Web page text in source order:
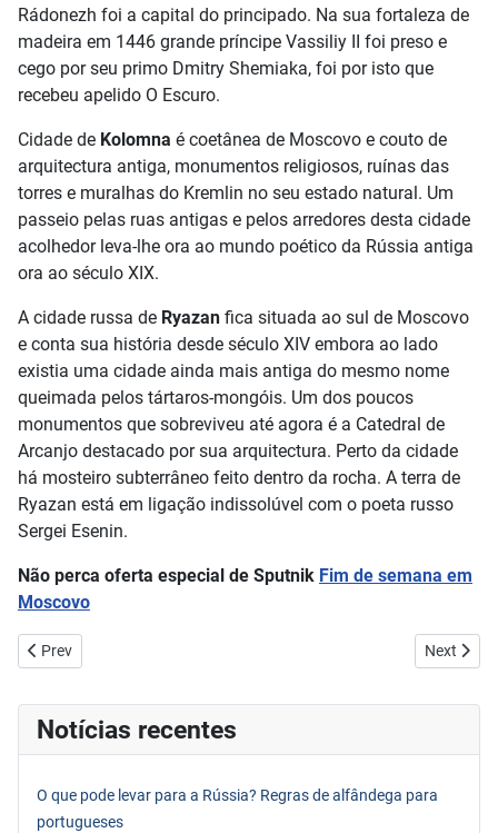
Rádonezh foi a capital do principado. Na sua fortaleza de
madeira em 1446 grande príncipe Vassiliy II foi preso e
cego por seu primo Dmitry Shemiaka, foi por isto que
recebeu apelido O Escuro.
Cidade de Kolomna é coetânea de Moscovo e couto de
arquitectura antiga, monumentos religiosos, ruínas das
torres e muralhas do Kremlin no seu estado natural. Um
passeio pelas ruas antigas e pelos arredores desta cidade
acolhedor leva-lhe ora ao mundo poético da Rússia antiga
ora ao século XIX.
A cidade russa de Ryazan fica situada ao sul de Moscovo
e conta sua história desde século XIV embora ao lado
existia uma cidade ainda mais antiga do mesmo nome
queimada pelos tártaros-mongóis. Um dos poucos
monumentos que sobreviveu até agora é a Catedral de
Arcanjo destacado por sua arquitectura. Perto da cidade
há mosteiro subterrâneo feito dentro da rocha. A terra de
Ryazan está em ligação indissolúvel com o poeta russo
Sergei Esenin.
Não perca oferta especial de Sputnik Fim de semana em
Moscovo
Previous article: Lago Baikal - a pérola da Sibéria
Prev Next
Next
Notícias recentes
O que pode levar para a Rússia? Regras de alfândega para
portugueses